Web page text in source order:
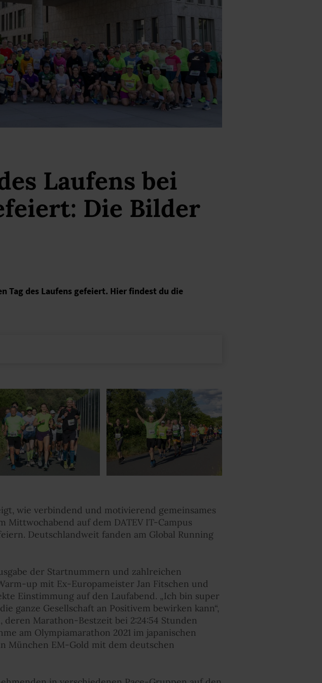
Laufens bei
Die Bilder
Tag des Laufens gefeiert. Hier findest du die
wie verbindend und motivierend gemeinsames
Mittwochabend auf dem DATEV IT-Campus
Deutschlandweit fanden am Global Running
der Startnummern und zahlreichen
up mit Ex-Europameister Jan Fitschen und
Einstimmung auf den Laufabend. „Ich bin super
ganze Gesellschaft an Positivem bewirken kann“,
Marathon-Bestzeit bei 2:24:54 Stunden
am Olympiamarathon 2021 im japanischen
München EM-Gold mit dem deutschen